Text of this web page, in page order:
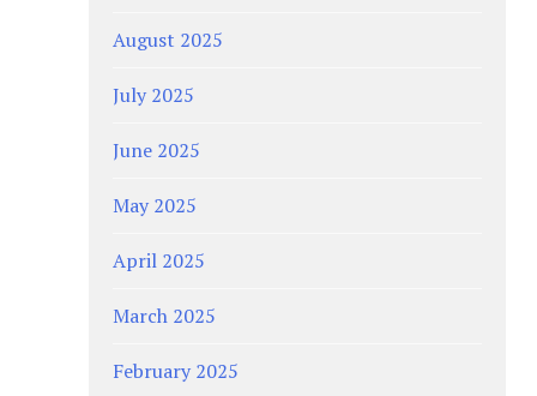
August 2025
July 2025
June 2025
May 2025
April 2025
March 2025
February 2025